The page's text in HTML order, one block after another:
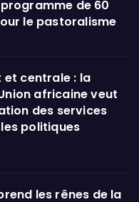
programme de 60
le pastoralisme
et centrale : la
africaine veut
des services
politiques
les rênes de la